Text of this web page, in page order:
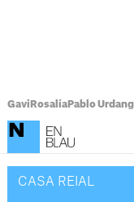
Gavi RosalíaPablo
CASA REIAL